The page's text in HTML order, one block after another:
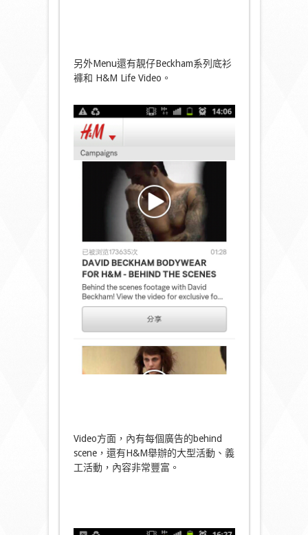
另外Menu還有靚仔Beckham系列底衫
褲和 H&M Life Video。
Video方面，內有每個廣告的behind
scene，還有H&M舉辦的大型活動、義
工活動，內容非常豐富。